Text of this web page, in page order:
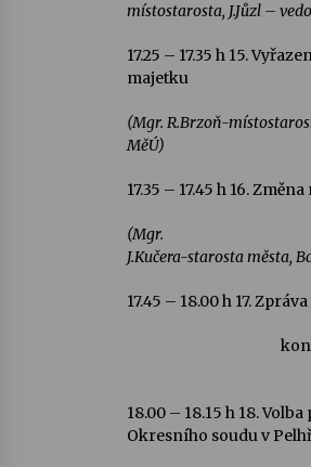
místostarosta, J.Jůzl –
17.25 – 17.35 h 15.
majetku
(Mgr. R.Brzoň-
MěÚ)
17.35 – 17.45 h 16.
(Mgr.
J.Kučera-starosta města,
17.45 – 18.00 h 17.
18.00 – 18.15 h 18.
Okresního soudu v